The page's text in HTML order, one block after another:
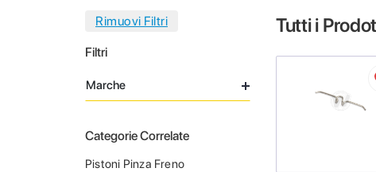
Filtri
Marche
Categorie Correlate
Pistoni Pinza Freno
Tutti i